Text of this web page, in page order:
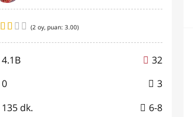
(2 oy, puan: 3.00)
4.1B
32
0
3
135 dk.
6-8